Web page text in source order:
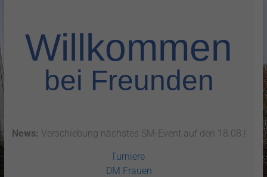
willkommen
Willkommen
bei Freunden
News: Verschiebung nächstes SM-Event auf den 18.08.!
Turniere
DM Frauen